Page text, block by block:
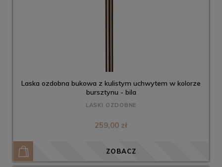
Laska ozdobna bukowa z kulistym uchwytem w kolorze
bursztynu - bila
LASKI OZDOBNE
259,00 zł
ZOBACZ